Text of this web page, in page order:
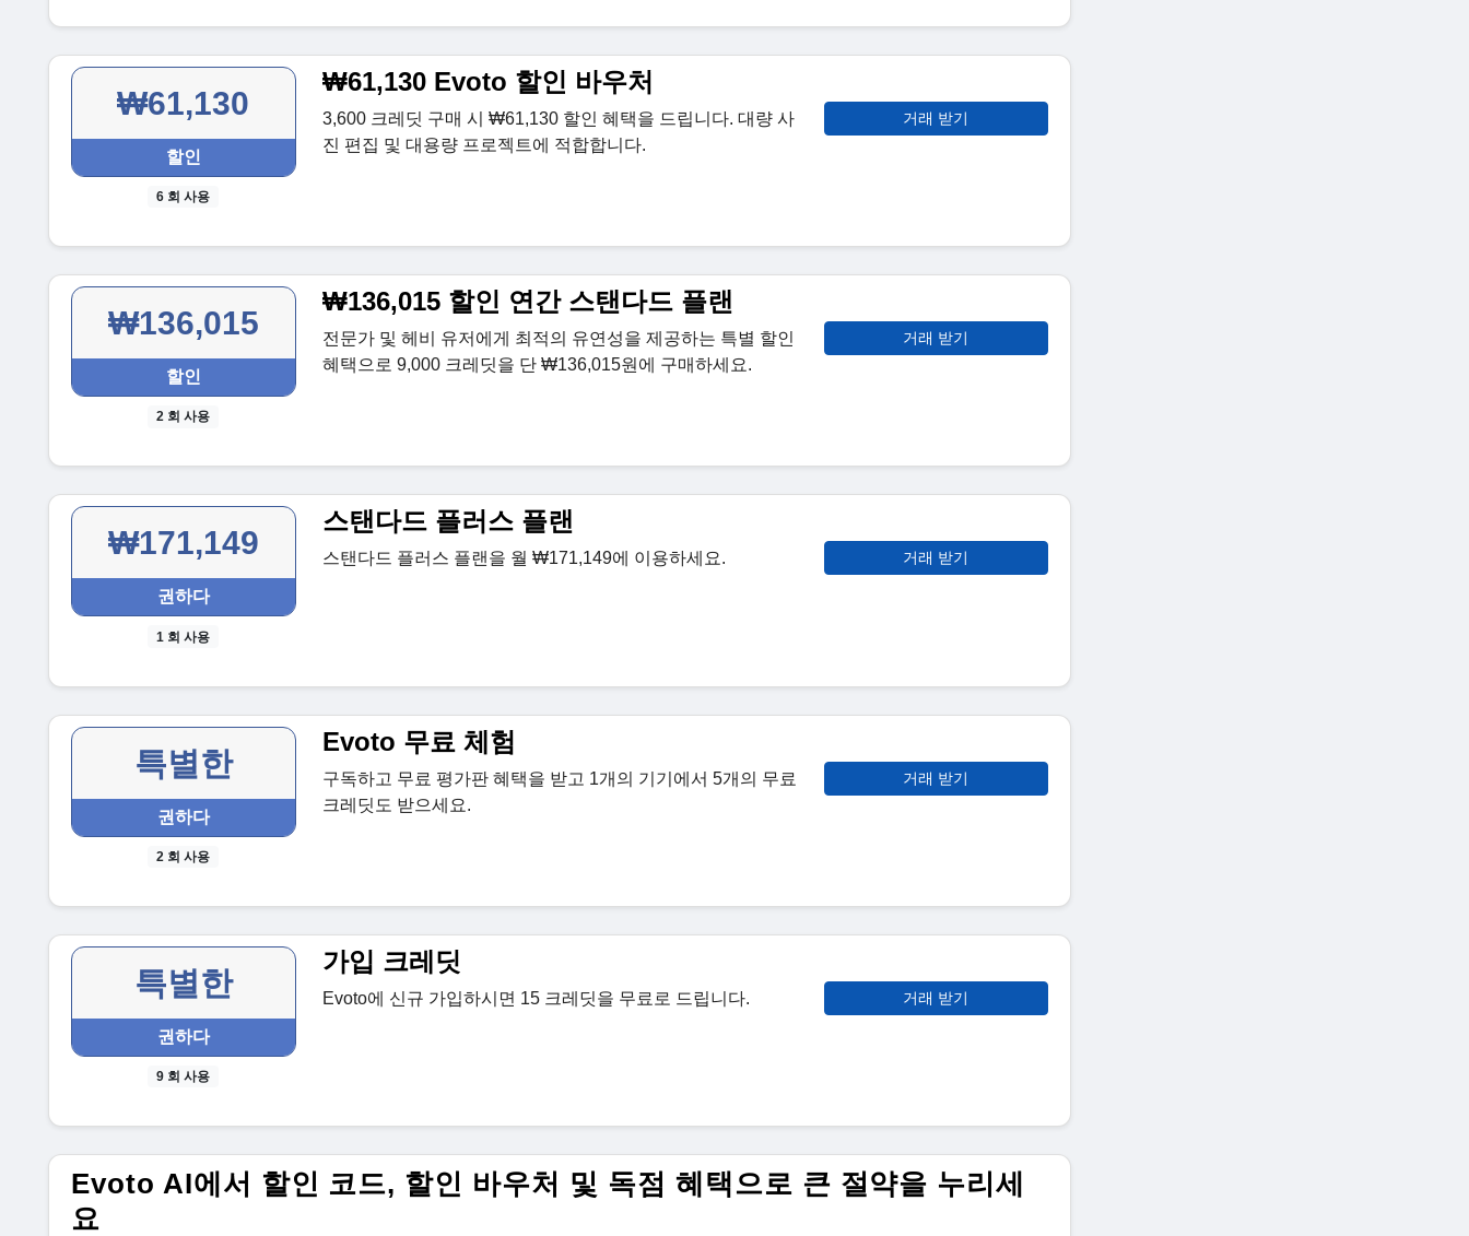
₩61,130
할인
6 회 사용
₩61,130 Evoto 할인 바우처
3,600 크레딧 구매 시 ₩61,130 할인 혜택을 드립니다. 대량 사
진 편집 및 대용량 프로젝트에 적합합니다.
거래 받기
₩136,015
할인
2 회 사용
₩136,015 할인 연간 스탠다드 플랜
전문가 및 헤비 유저에게 최적의 유연성을 제공하는 특별 할인
혜택으로 9,000 크레딧을 단 ₩136,015원에 구매하세요.
거래 받기
₩171,149
권하다
1 회 사용
스탠다드 플러스 플랜
스탠다드 플러스 플랜을 월 ₩171,149에 이용하세요. 거래 받기
특별한
권하다
2 회 사용
Evoto 무료 체험
구독하고 무료 평가판 혜택을 받고 1개의 기기에서 5개의 무료
크레딧도 받으세요.
거래 받기
특별한
권하다
9 회 사용
가입 크레딧
Evoto에 신규 가입하시면 15 크레딧을 무료로 드립니다. 거래 받기
Evoto AI에서 할인 코드, 할인 바우처 및 독점 혜택으로 큰 절약을 누리세
요